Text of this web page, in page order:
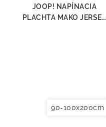
JOOP! NAPÍNACIA
PLACHTA MAKO JERSEY
90-100x200cm